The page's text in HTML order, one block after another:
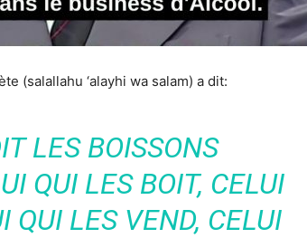
(salallahu ‘alayhi wa salam) a dit:
LES BOISSONS
QUI LES BOIT, CELUI
QUI LES VEND, CELUI